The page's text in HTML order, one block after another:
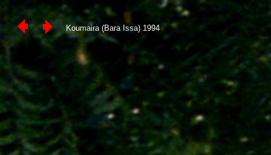
Koumaira (Bara Issa) 1994